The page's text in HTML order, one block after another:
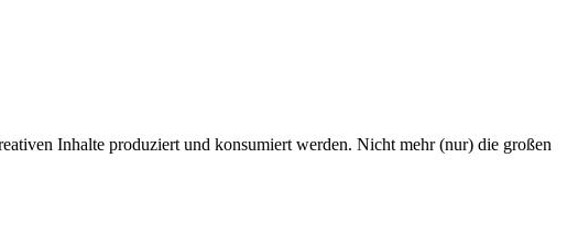
Inhalte produziert und konsumiert werden. Nicht mehr (nur) die großen